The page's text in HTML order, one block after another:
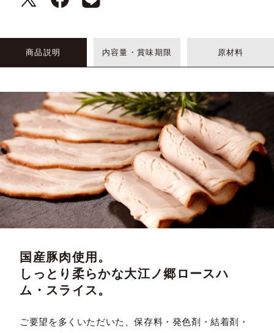
商品説明 内容量・賞味期限 原材料
国産豚肉使用。
しっとり柔らかな大江ノ郷ロースハ
ム・スライス。
ご要望を多くいただいた、保存料・発色剤・結着剤・